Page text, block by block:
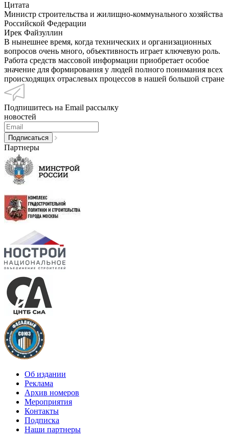
Цитата
Министр строительства и жилищно-коммунального хозяйства
Российской Федерации
Ирек Файзуллин
В нынешнее время, когда технических и организационных
вопросов очень много, объективность играет ключевую роль.
Работа средств массовой информации приобретает особое
значение для формирования у людей полного понимания всех
происходящих отраслевых процессов в нашей большой стране
Подпишитесь на Email рассылку
новостей
Партнеры
Об издании
Реклама
Архив номеров
Мероприятия
Контакты
Подписка
Наши партнеры